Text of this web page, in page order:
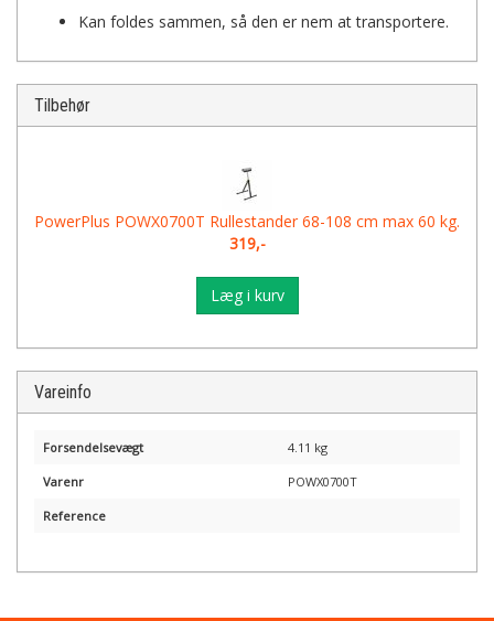
Kan foldes sammen, så den er nem at transportere.
Tilbehør
PowerPlus POWX0700T Rullestander 68-108 cm max 60 kg.
319,-
Læg i kurv
Vareinfo
Forsendelsevægt 4.11 kg
Varenr POWX0700T
Reference